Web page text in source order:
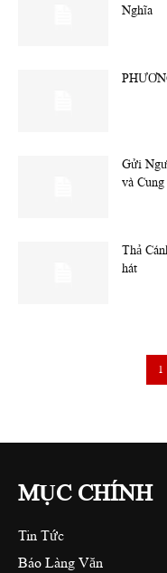
Nghĩa
Gửi
và
Thả
hát
1
MỤC CHÍNH
Tin Tức
Báo Làng Văn